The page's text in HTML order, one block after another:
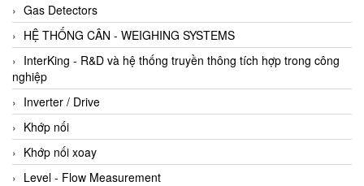
Gas Detectors
HỆ THỐNG CÂN - WEIGHING SYSTEMS
InterKing - R&D và hệ thống truyền thông tích hợp trong công
nghiệp
Inverter / Drive
Khớp nối
Khớp nối xoay
Level - Flow Measurement